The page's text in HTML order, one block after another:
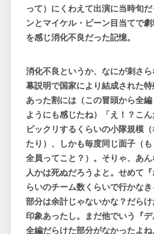
って）にくわえて出演に当時旬
ンとマイケル・ビーン目当てで
を感じ消化不良だった記憶。
消化不良というか、なにが刺さ
幕説明で国家により結成された
あった割には（この冒頭から全
ようにも感じたね）「え！？こ
ビックリするくらいの小隊規模
たり）、しかも毎度同じ面子（
全員ってこと？）。そりゃ、あ
人かは死ぬだろうよと。せめて
らいのチーム数くらいで行かな
部分は余計じゃないかな？だら
印象あったし。まだ他でいう『
全編だらけた部分がなかったよね